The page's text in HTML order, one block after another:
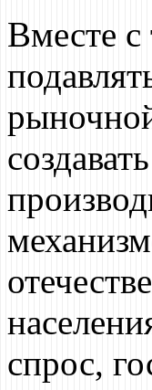
Вместе с
спрос,